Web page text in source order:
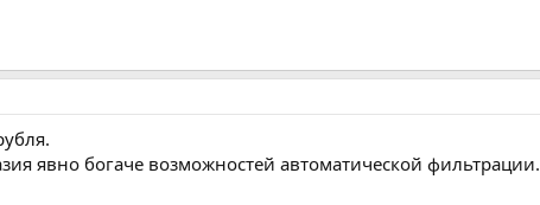
явно богаче возможностей автоматической фильтрации.